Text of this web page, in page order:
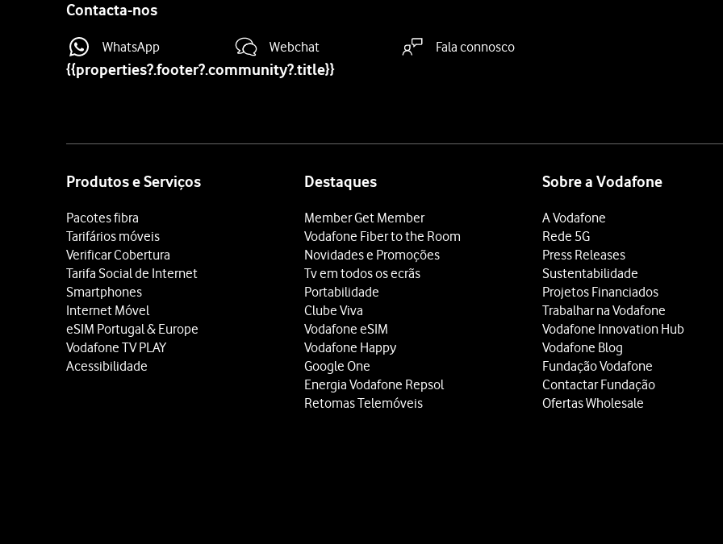
Se a app escolhida não for grátis, prima o preço para instalar a app.
Para voltar ao ecrã inicial,
deslize o dedo de baixo para cima
Contacta-nos
WhatsApp Webchat Fala connosco
{{properties?.footer?.community?.title}}
Produtos e Serviços
Pacotes fibra
Tarifários móveis
Verificar Cobertura
Tarifa Social de Internet
Smartphones
Internet Móvel
eSIM Portugal & Europe
Vodafone TV PLAY
Acessibilidade
Destaques
Member Get Member
Vodafone Fiber to the Room
Novidades e Promoções
Tv em todos os ecrãs
Portabilidade
Clube Viva
Vodafone eSIM
Vodafone Happy
Google One
Energia Vodafone Repsol
Retomas Telemóveis
Sobre a Vodafone
A Vodafone
Rede 5G
Press Releases
Sustentabilidade
Projetos Financiados
Trabalhar na Vodafone
Vodafone Innovation Hub
Vodafone Blog
Fundação Vodafone
Contactar Fundação
Ofertas Wholesale